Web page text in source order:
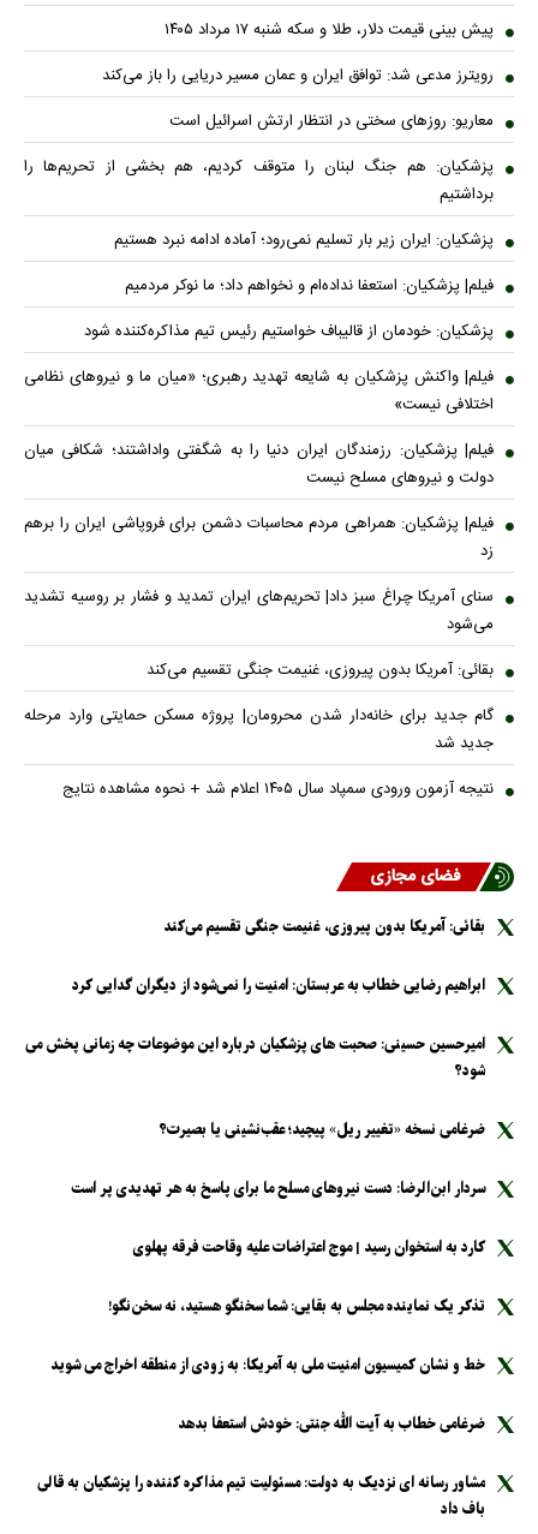
پیش بینی قیمت دلار، طلا و سکه شنبه ۱۷ مرداد ۱۴۰۵
رویترز مدعی شد: توافق ایران و عمان مسیر دریایی را باز می‌کند
معاریو: روزهای سختی در انتظار ارتش اسرائیل است
پزشکیان: هم جنگ لبنان را متوقف کردیم، هم بخشی از تحریم‌ها را
برداشتیم
پزشکیان: ایران زیر بار تسلیم نمی‌رود؛ آماده ادامه نبرد هستیم
فیلم| پزشکیان: استعفا نداده‌ام و نخواهم داد؛ ما نوکر مردمیم
پزشکیان: خودمان از قالیباف خواستیم رئیس تیم مذاکره‌کننده شود
فیلم| واکنش پزشکیان به شایعه تهدید رهبری؛ «میان ما و نیروهای نظامی
اختلافی نیست»
فیلم| پزشکیان: رزمندگان ایران دنیا را به شگفتی واداشتند؛ شکافی میان
دولت و نیروهای مسلح نیست
فیلم| پزشکیان: همراهی مردم محاسبات دشمن برای فروپاشی ایران را برهم
زد
سنای آمریکا چراغ سبز داد| تحریم‌های ایران تمدید و فشار بر روسیه تشدید
می‌شود
بقائی: آمریکا بدون پیروزی، غنیمت جنگی تقسیم می‌کند
گام جدید برای خانه‌دار شدن محرومان| پروژه مسکن حمایتی وارد مرحله
جدید شد
نتیجه آزمون ورودی سمپاد سال ۱۴۰۵ اعلام شد + نحوه مشاهده نتایج
فضای مجازی
بقائی: آمریکا بدون پیروزی، غنیمت جنگی تقسیم می‌کند
ابراهیم رضایی خطاب به عربستان: امنیت را نمی‌شود از دیگران گدایی کرد
امیرحسین حسینی: صحبت های پزشکیان درباره این موضوعات چه زمانی پخش می
شود؟
ضرغامی نسخه «تغییر ریل» پیچید؛ عقب‌نشینی یا بصیرت؟
سردار ابن‌الرضا: دست نیرو‌های مسلح ما برای پاسخ به هر تهدیدی پر است
کارد به استخوان رسید | موج اعتراضات علیه وقاحت فرقه پهلوی
تذکر یک نماینده مجلس به بقایی: شما سخنگو هستید، نه سخن‌نگو!
خط و نشان کمیسیون امنیت ملی به آمریکا: به زودی از منطقه اخراج می شوید
ضرغامی خطاب به آیت الله جنتی: خودش استعفا بدهد
مشاور رسانه ای نزدیک به دولت: مسئولیت تیم مذاکره کننده را پزشکیان به قالی
باف داد